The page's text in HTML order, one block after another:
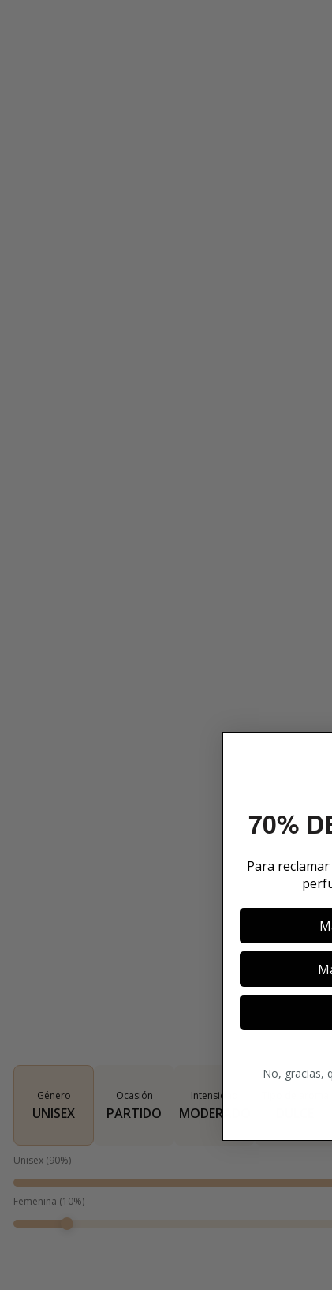
Género
UNISEX
Ocasión
PARTIDO
Intensidad
MODERADO
Unisex (90%)
Femenina (10%)
70%
Para
No, gracias,